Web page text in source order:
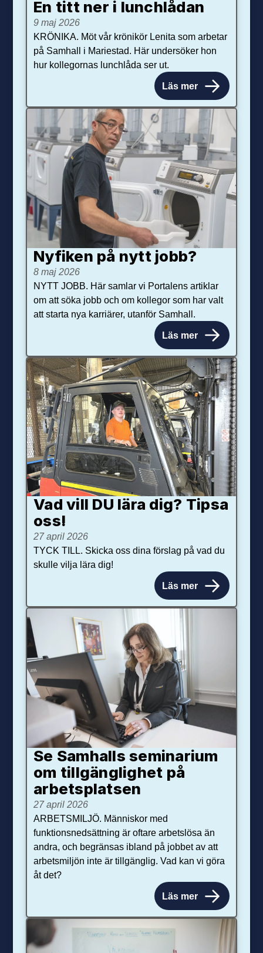
En titt ner i lunchlådan
9 maj 2026
KRÖNIKA. Möt vår krönikör Lenita som arbetar
på Samhall i Mariestad. Här undersöker hon
hur kollegornas lunchlåda ser ut.
Läs mer
Nyfiken på nytt jobb?
8 maj 2026
NYTT JOBB. Här samlar vi Portalens artiklar
om att söka jobb och om kollegor som har valt
att starta nya karriärer, utanför Samhall.
Läs mer
Vad vill DU lära dig? Tipsa
oss!
27 april 2026
TYCK TILL. Skicka oss dina förslag på vad du
skulle vilja lära dig!
Läs mer
Se Samhalls seminarium
om tillgänglighet på
arbetsplatsen
27 april 2026
ARBETSMILJÖ. Människor med
funktionsnedsättning är oftare arbetslösa än
andra, och begränsas ibland på jobbet av att
arbetsmiljön inte är tillgänglig. Vad kan vi göra
åt det?
Läs mer